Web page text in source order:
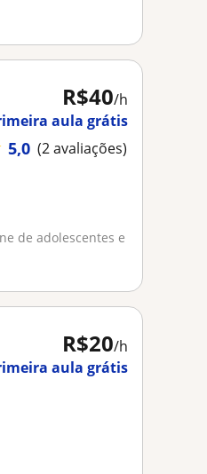
R$40/h
aula grátis
5,0 (2 avaliações)
de adolescentes e
R$20/h
aula grátis